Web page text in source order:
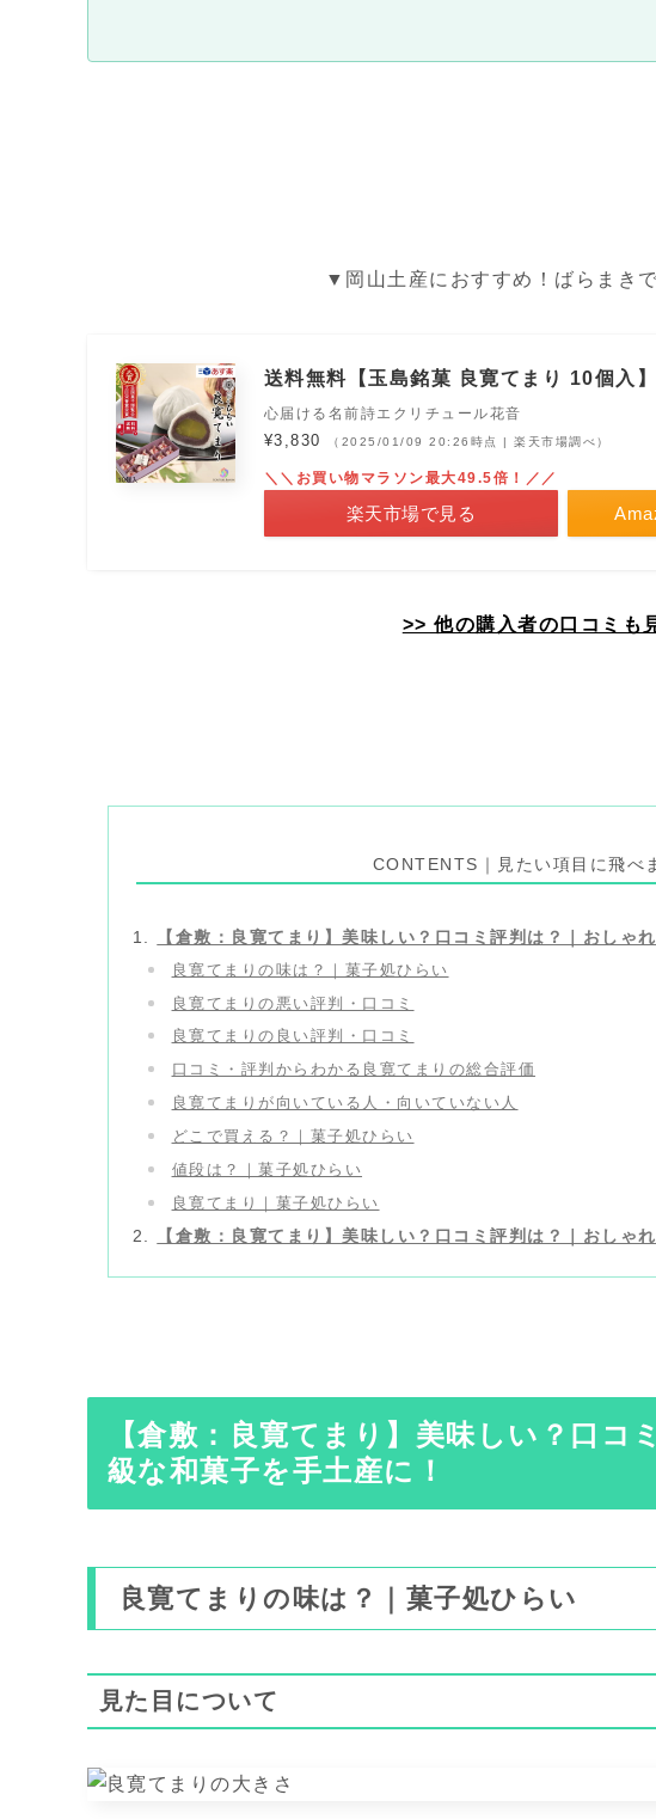
▼岡山土産におすすめ！ばらまき
送料無料【玉島銘菓 良寛てまり 10個入】
心届ける名前詩エクリチュール花音
¥3,830 （2025/01/09 20:26時点 | 楽天市場調べ）
＼＼お買い物マラソン最大49.5倍！／／
楽天市場で見る
>> 他の購入者の口コミも
CONTENTS｜見たい項目に飛べ
【倉敷：良寛てまり】美味しい？口コミ評判は？｜おしゃ
良寛てまりの味は？｜菓子処ひらい
良寛てまりの悪い評判・口コミ
良寛てまりの良い評判・口コミ
口コミ・評判からわかる良寛てまりの総合評価
良寛てまりが向いている人・向いていない人
どこで買える？｜菓子処ひらい
値段は？｜菓子処ひらい
良寛てまり｜菓子処ひらい
【倉敷：良寛てまり】美味しい？口コミ評判は？｜おしゃ
【倉敷：良寛てまり】美味しい？口コ
級な和菓子を手土産に！
良寛てまりの味は？｜菓子処ひらい
見た目について